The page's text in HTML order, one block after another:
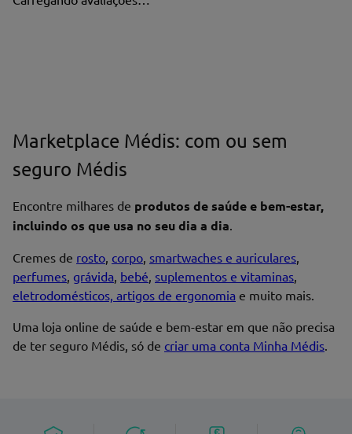
Marketplace Médis: com ou sem
seguro Médis
Encontre milhares de produtos de saúde e bem-estar,
incluindo os que usa no seu dia a dia.
Cremes de rosto, corpo, smartwaches e auriculares,
perfumes, grávida, bebé, suplementos e vitaminas,
eletrodomésticos, artigos de ergonomia e muito mais.
Uma loja online de saúde e bem-estar em que não precisa
de ter seguro Médis, só de criar uma conta Minha Médis.